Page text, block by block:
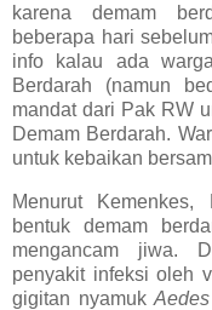
karena demam
beberapa hari
info kalau ada
Berdarah (namun
mandat dari Pak RW
Demam Berdarah.
untuk kebaikan
Menurut Kemenkes,
bentuk demam
mengancam jiwa.
penyakit infeksi oleh
gigitan nyamuk